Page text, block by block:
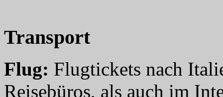
Transport
Flug: Flugtickets nach
Reisebüros, als auch im